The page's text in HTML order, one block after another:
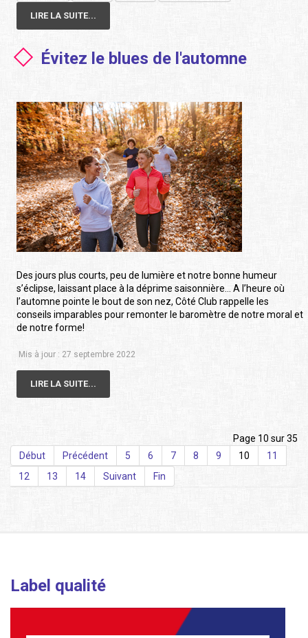
LIRE LA SUITE...
Évitez le blues de l'automne
Des jours plus courts, peu de lumière et notre bonne humeur
s’éclipse, laissant place à la déprime saisonnière… A l’heure où
l’automne pointe le bout de son nez, Côté Club rappelle les
conseils imparables pour remonter le baromètre de notre moral et
de notre forme!
Mis à jour : 27 septembre 2022
LIRE LA SUITE...
Page 10 sur 35
Début
Précédent 5 6 7 8 9 10
11
12
13 14 Suivant Fin
Label qualité